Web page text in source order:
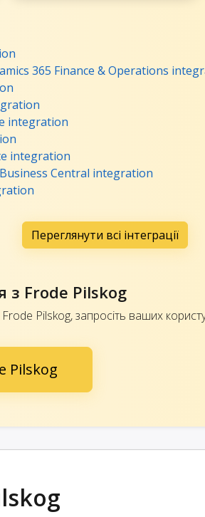
365 Finance & Operations
integration
integration
Central integration
Переглянути всі інтеграції
з Frode Pilskog
Pilskog, запросіть ваших
Pilskog